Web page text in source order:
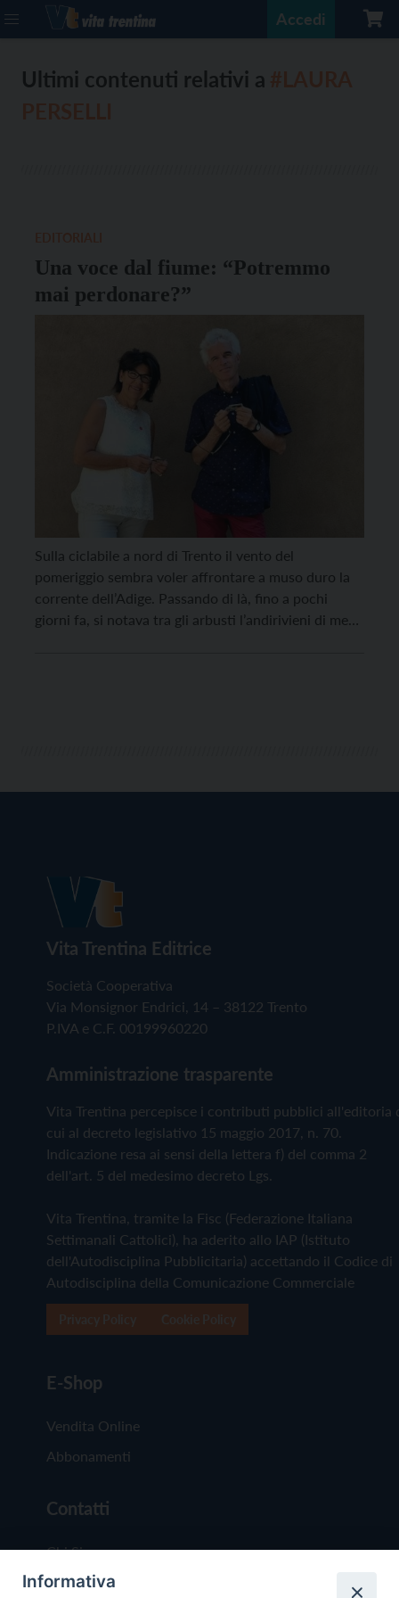
Accedi
Ultimi contenuti relativi a
Una voce dal fiume: “Potremmo
mai perdonare?”
Sulla ciclabile a nord di Trento il vento del
pomeriggio sembra voler affrontare a muso duro la
corrente dell’Adige. Passando di là, fino a pochi
giorni fa, si notava tra gli arbusti l’andirivieni di mezzi
Vita Trentina Editrice
Società Cooperativa
Via Monsignor Endrici, 14 – 38122 Trento
P.IVA e C.F. 00199960220
Amministrazione trasparente
Vita Trentina percepisce i contributi pubblici all'editoria
cui al decreto legislativo 15 maggio 2017, n. 70.
Indicazione resa ai sensi della lettera f) del comma 2
dell'art. 5 del medesimo decreto Lgs.
Vita Trentina, tramite la Fisc (Federazione Italiana
Settimanali Cattolici), ha aderito allo IAP (Istituto
dell'Autodisciplina Pubblicitaria) accettando il Codice di
Autodisciplina della Comunicazione Commerciale
E-Shop
Vendita Online
Abbonamenti
Contatti
Chi Siamo
Redazione
Informativa